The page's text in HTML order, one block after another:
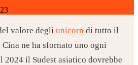
valore degli unicorn di tutto il
ne ha sfornato uno ogni
il Sudest asiatico dovrebbe